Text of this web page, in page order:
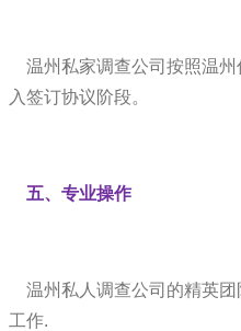
温州私家调查公司按照温州
入签订协议阶段。
五、专业操作
温州私人调查公司的精英团
工作.